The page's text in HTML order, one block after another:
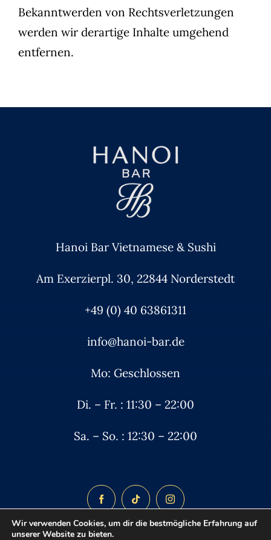
Bekanntwerden von Rechtsverletzungen
werden wir derartige Inhalte umgehend
entfernen.
Hanoi Bar Vietnamese & Sushi
Am Exerzierpl. 30, 22844 Norderstedt
+49 (0) 40 63861311
info@hanoi-bar.de
Mo: Geschlossen
Di. – Fr. : 11:30 – 22:00
Sa. – So. : 12:30 – 22:00
Wir verwenden Cookies, um dir die bestmögliche Erfahrung auf
unserer Website zu bieten.